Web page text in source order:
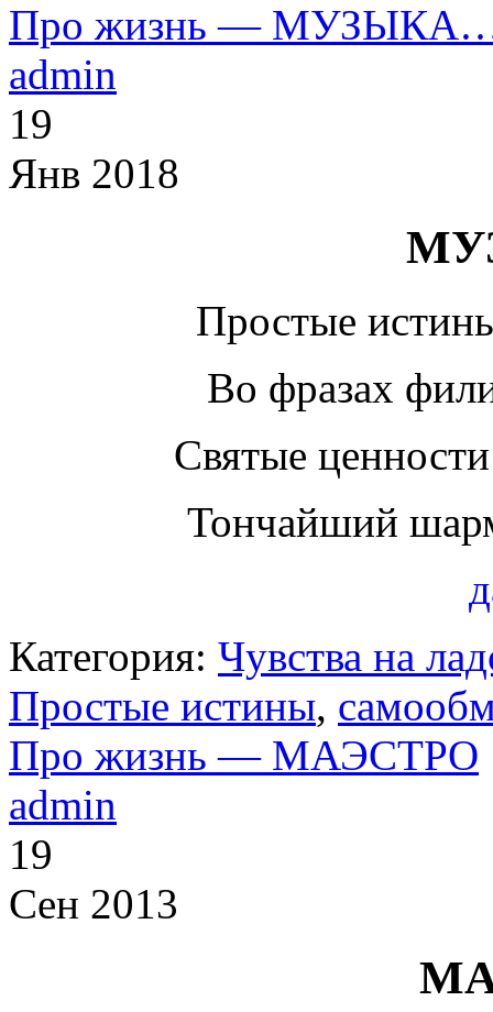
Про жизнь —
admin
19
Янв 2018
Простые
Во фразах
Святые
Тончайший
Категория: Чувства на
Простые истины,
Про жизнь — МАЭСТРО
admin
19
Сен 2013